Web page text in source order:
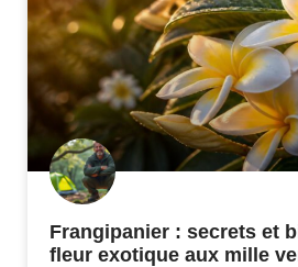
Frangipanier : secrets et
fleur exotique aux mille